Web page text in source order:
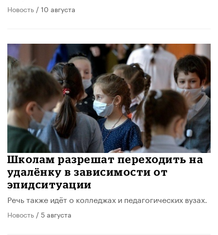
Новость / 10 августа
Школам разрешат переходить на
удалёнку в зависимости от
эпидситуации
Речь также идёт о колледжах и педагогических вузах.
Новость / 5 августа